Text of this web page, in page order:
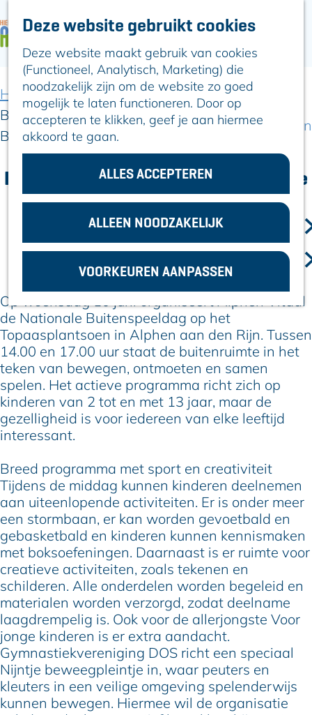
Deze website gebruikt cookies
Deze website maakt gebruik van cookies
(Functioneel, Analytisch, Marketing) die
noodzakelijk zijn om de website zo goed
mogelijk te laten functioneren. Door op
accepteren te klikken, geef je aan hiermee
akkoord te gaan.
ALLES ACCEPTEREN
ALLEEN NOODZAKELIJK
VOORKEUREN AANPASSEN
n
a
a
r
e
h
e
ARTIKELEN
Hier is Boskoop
Lekker Lokaal
Ontdek het
Erfgoed
Natuurlijk genieten
In en om Alphen
Kleuren van de
toren
VOOR
ONDERNEMERS
Home
Artikelen
Buitenspeelpret tijdens de Nationale
Buitenspeeldag
Buitenspeelpret tijdens de Nationale
Buitenspeeldag
Op woensdag 10 juni organiseert Alphen Vitaal
de Nationale Buitenspeeldag op het
Topaasplantsoen in Alphen aan den Rijn. Tussen
14.00 en 17.00 uur staat de buitenruimte in het
teken van bewegen, ontmoeten en samen
spelen. Het actieve programma richt zich op
kinderen van 2 tot en met 13 jaar, maar de
gezelligheid is voor iedereen van elke leeftijd
interessant.
Breed programma met sport en creativiteit
Tijdens de middag kunnen kinderen deelnemen
aan uiteenlopende activiteiten. Er is onder meer
een stormbaan, er kan worden gevoetbald en
gebasketbald en kinderen kunnen kennismaken
met boksoefeningen. Daarnaast is er ruimte voor
creatieve activiteiten, zoals tekenen en
schilderen. Alle onderdelen worden begeleid en
materialen worden verzorgd, zodat deelname
laagdrempelig is. Ook voor de allerjongste Voor
jonge kinderen is er extra aandacht.
Gymnastiekvereniging DOS richt een speciaal
Nijntje beweegpleintje in, waar peuters en
kleuters in een veilige omgeving spelenderwijs
kunnen bewegen. Hiermee wil de organisatie